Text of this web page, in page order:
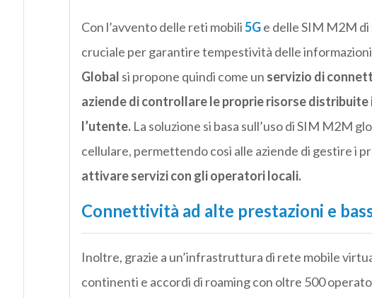
Con l’avvento delle reti mobili5Ge delle SIM M2M di
cruciale per garantire tempestività delle
Global si propone quindi come un servizio di
aziende di controllare le proprie risorse distribuite
l’utente.La soluzione si basa sull’uso di SIM M2M
cellulare, permettendo così alle aziende di gestire i
attivare servizi con gli operatori locali.
Connettività ad alte prestazioni e
Inoltre, grazie a un’infrastruttura di rete mobile
continenti e accordi di roaming con oltre 500